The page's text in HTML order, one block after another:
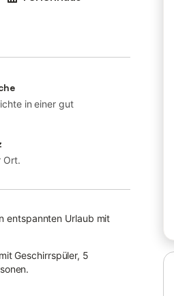
in einer gut
Ort.
entspannten Urlaub mit
Geschirrspüler, 5
ein TV, Heizung,